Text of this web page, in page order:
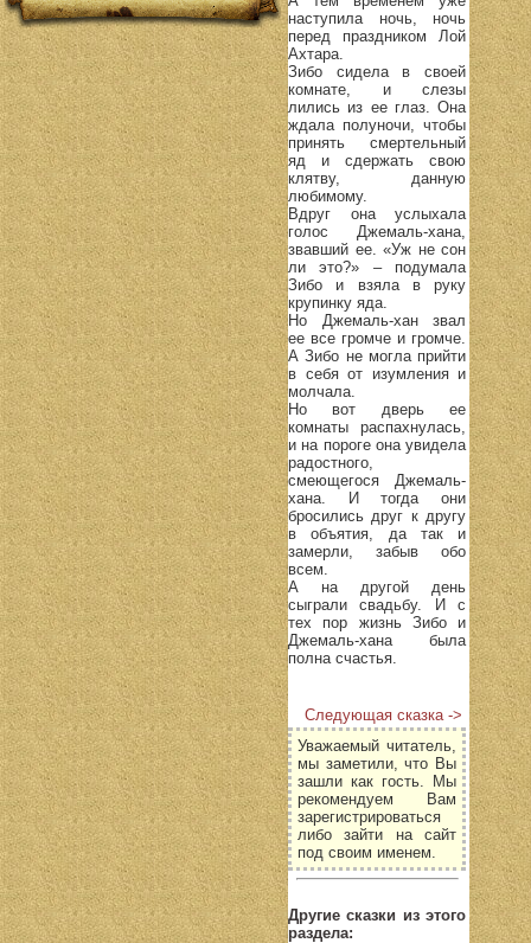
наступила ночь, ночь
перед праздником Лой
Ахтара.
Зибо сидела в своей
комнате, и слезы
лились из ее глаз. Она
ждала полуночи, чтобы
принять смертельный
яд и сдержать свою
клятву, данную
любимому.
Вдруг она услыхала
голос Джемаль-хана,
звавший ее. «Уж не сон
ли это?» – подумала
Зибо и взяла в руку
крупинку яда.
Но Джемаль-хан звал
ее все громче и громче.
А Зибо не могла прийти
в себя от изумления и
молчала.
Но вот дверь ее
комнаты распахнулась,
и на пороге она увидела
радостного,
смеющегося Джемаль-
хана. И тогда они
бросились друг к другу
в объятия, да так и
замерли, забыв обо
всем.
А на другой день
сыграли свадьбу. И с
тех пор жизнь Зибо и
Джемаль-хана была
полна счастья.
Следующая сказка ->
Уважаемый читатель,
мы заметили, что Вы
зашли как гость. Мы
рекомендуем Вам
зарегистрироваться
либо зайти на сайт
под своим именем.
Другие сказки из этого
раздела: